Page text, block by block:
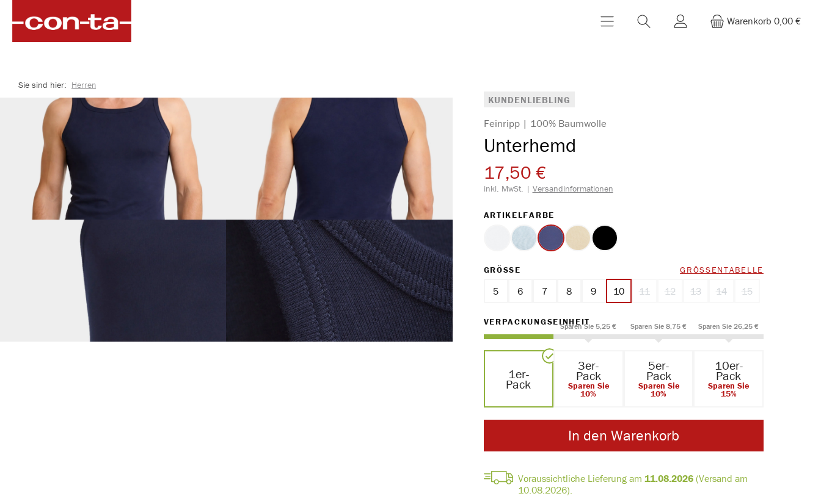
Zur Hauptnavigation springen
Warenkorb 0,00 €
Sie sind hier: Herren
KUNDENLIEBLING
Feinripp | 100% Baumwolle
Unterhemd
17,50 €
inkl. MwSt. | Versandinformationen
Voraussichtliche Lieferung am 11.08.2026(Versand am
10.08.2026).
ARTIKELFARBE
weiss hellblau marine sand schwarz
GRÖSSE GRÖSSENTABELLE
5 6 7 8 9 10 11
(Diese Option ist zurzeit nicht verfügbar.)
12
(Diese Option ist zurzeit nicht verfügbar.)
13
(Diese Option ist zurzeit nicht
14
(Diese Option ist zurzeit
15
(Diese Option ist
VERPACKUNGSEINHEIT
Sparen Sie 5,25 € Sparen Sie 8,75 € Sparen Sie 26,25 €
1er-
Pack
3er-
Pack
Sparen Sie
10%
5er-
Pack
Sparen Sie
10%
10er-
Pack
Sparen Sie
15%
In den Warenkorb